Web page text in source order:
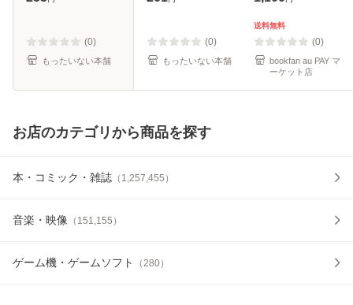
料】
(0)
もったいない本舗
(0)
もったいない本舗
送料無料
(0)
bookfan au PAY マ
ーケット店
お店のカテゴリから商品を探す
本・コミック・雑誌 （ 1,257,455 ）
音楽・映像 （ 151,155 ）
ゲーム機・ゲームソフト （280）